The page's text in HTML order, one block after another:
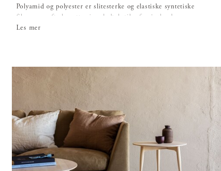
Polyamid og polyester er slitesterke og elastiske syntetiske
fibre som ofte benyttes i møbeltekstiler for å øke deres
livslengde. Viskose og tencel er eksempler på kunstfibre,
at stoffet normalt krøller mindre. Se vaskelappen for stoffet
du har valgt. Generelt anbefales rens for alle våre
Les mer